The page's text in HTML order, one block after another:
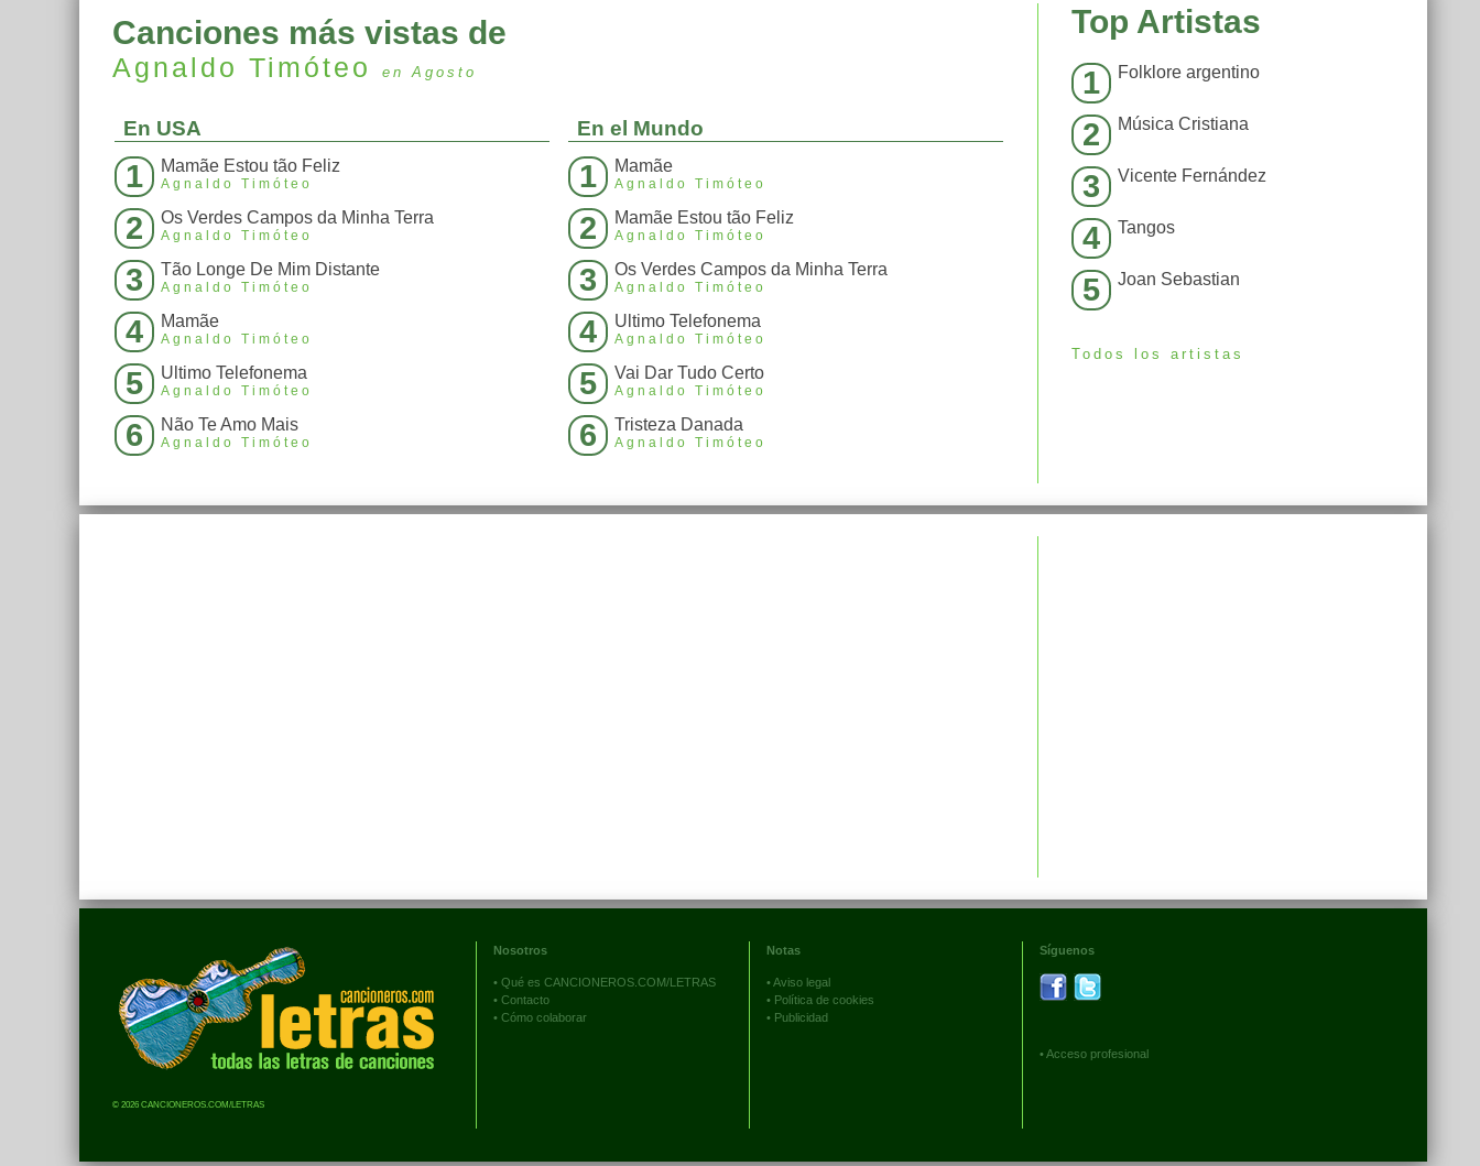
Canciones más vistas de
Agnaldo Timóteo en Agosto
En USA
1 Mamãe Estou tão Feliz
Agnaldo Timóteo
2 Os Verdes Campos da Minha Terra
Agnaldo Timóteo
3 Tão Longe De Mim Distante
Agnaldo Timóteo
4 Mamãe
Agnaldo Timóteo
5 Ultimo Telefonema
Agnaldo Timóteo
6 Não Te Amo Mais
Agnaldo Timóteo
En el Mundo
1 Mamãe
Agnaldo Timóteo
2 Mamãe Estou tão Feliz
Agnaldo Timóteo
3 Os Verdes Campos da Minha Terra
Agnaldo Timóteo
4 Ultimo Telefonema
Agnaldo Timóteo
5 Vai Dar Tudo Certo
Agnaldo Timóteo
6 Tristeza Danada
Agnaldo Timóteo
Top Artistas
1 Folklore argentino
2 Música Cristiana
3 Vicente Fernández
4 Tangos
5 Joan Sebastian
Todos los artistas
© 2026 CANCIONEROS.COM/LETRAS
Nosotros
• Qué es CANCIONEROS.COM/LETRAS
• Contacto
• Cómo colaborar
Notas
•Aviso legal
• Política de cookies
• Publicidad
Síguenos
•Acceso profesional